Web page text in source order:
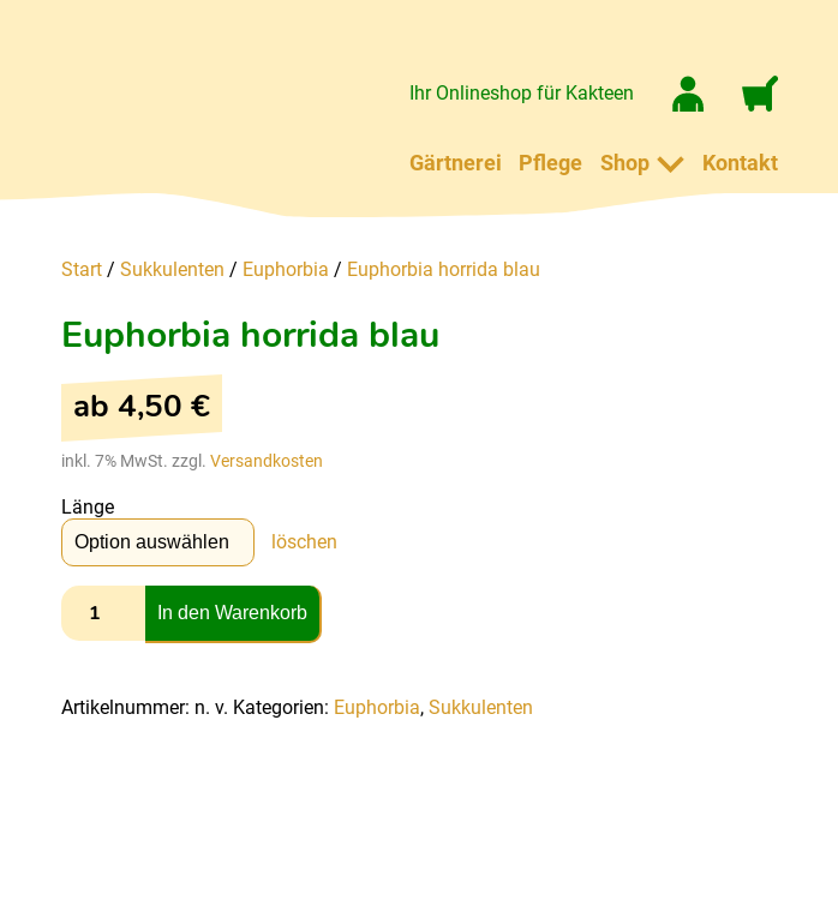
Ihr Onlineshop für Kakteen
Gärtnerei Pflege Shop Kontakt
Start / Sukkulenten / Euphorbia / Euphorbia horrida blau
Euphorbia horrida blau
ab 4,50 €
inkl. 7% MwSt. zzgl. Versandkosten
Länge
löschen
In den Warenkorb
Artikelnummer: n. v. Kategorien: Euphorbia, Sukkulenten